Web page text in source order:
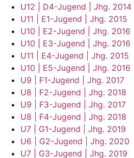
U12 | D4-Jugend | Jhg. 2014
U11 | E1-Jugend | Jhg. 2015
U10 | E2-Jugend | Jhg. 2016
U10 | E3-Jugend | Jhg. 2016
U11 | E4-Jugend | Jhg. 2015
U10 | E5-Jugend | Jhg. 2016
U9 | F1-Jugend | Jhg. 2017
U8 | F2-Jugend | Jhg. 2018
U9 | F3-Jugend | Jhg. 2017
U8 | F4-Jugend | Jhg. 2018
U7 | G1-Jugend | Jhg. 2019
U6 | G2-Jugend | Jhg. 2020
U7 | G3-Jugend | Jhg. 2019